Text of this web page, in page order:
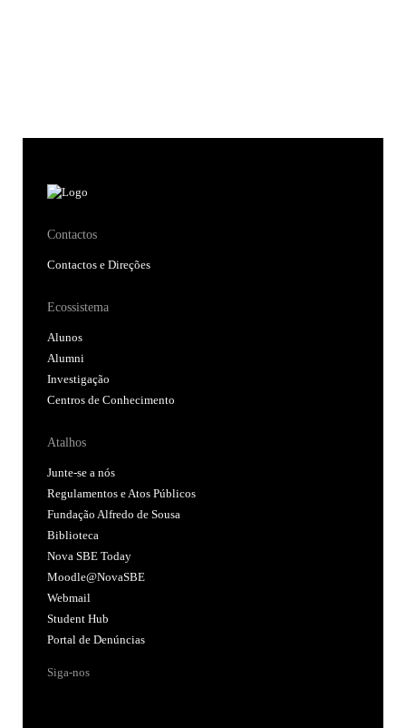
Contactos
Contactos e Direções
Ecossistema
Alunos
Alumni
Investigação
Centros de Conhecimento
Atalhos
Junte-se a nós
Regulamentos e Atos Públicos
Fundação Alfredo de Sousa
Biblioteca
Nova SBE Today
Moodle@NovaSBE
Webmail
Student Hub
Portal de Denúncias
Siga-nos